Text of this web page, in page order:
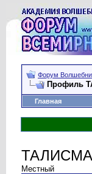
Форум
Профиль
Главная
Местный